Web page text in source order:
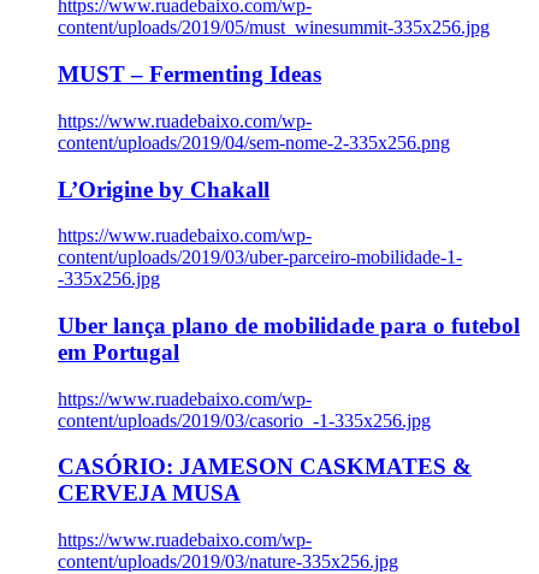
https://www.ruadebaixo.com/wp-
content/uploads/2019/05/must_winesummit-335x256.jpg
MUST – Fermenting Ideas
https://www.ruadebaixo.com/wp-
content/uploads/2019/04/sem-nome-2-335x256.png
L’Origine by Chakall
https://www.ruadebaixo.com/wp-
content/uploads/2019/03/uber-parceiro-mobilidade-1-
-335x256.jpg
Uber lança plano de mobilidade para o futebol
em Portugal
https://www.ruadebaixo.com/wp-
content/uploads/2019/03/casorio_-1-335x256.jpg
CASÓRIO: JAMESON CASKMATES &
CERVEJA MUSA
https://www.ruadebaixo.com/wp-
content/uploads/2019/03/nature-335x256.jpg